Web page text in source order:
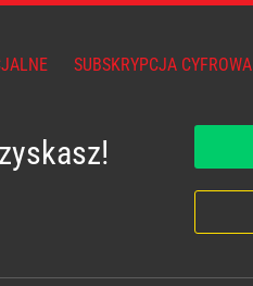
SUBSKRYPCJA CYFROWA